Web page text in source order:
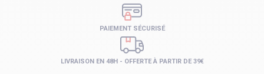
LIVRAISON EN 48H - OFFERTE À PARTIR DE 39€
PAIEMENT SÉCURISÉ